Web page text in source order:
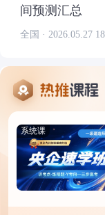
间预测汇总
全国 · 2026.05.27
系统课